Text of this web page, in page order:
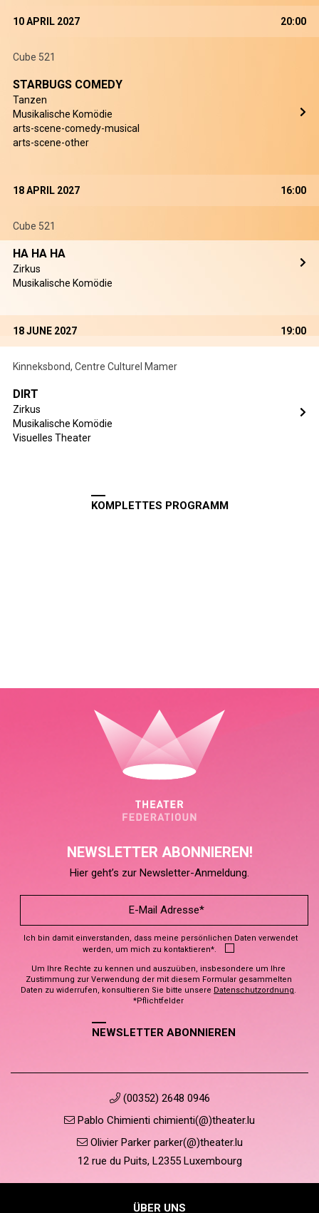
10 APRIL 2027 20:00
Cube 521
STARBUGS COMEDY
Tanzen
Musikalische Komödie
arts-scene-comedy-musical
arts-scene-other
18 APRIL 2027 16:00
Cube 521
HA HA HA
Zirkus
Musikalische Komödie
18 JUNE 2027 19:00
Kinneksbond, Centre Culturel Mamer
DIRT
Zirkus
Musikalische Komödie
Visuelles Theater
KOMPLETTES PROGRAMM
NEWSLETTER ABONNIEREN!
Hier geht’s zur Newsletter-Anmeldung.
Ich bin damit einverstanden, dass meine persönlichen Daten verwendet
werden, um mich zu kontaktieren*.
Um Ihre Rechte zu kennen und auszuüben, insbesondere um Ihre
Zustimmung zur Verwendung der mit diesem Formular gesammelten
Daten zu widerrufen, konsultieren Sie bitte unsere Datenschutzordnung.
*Pflichtfelder
NEWSLETTER ABONNIEREN
(00352) 2648 0946
Pablo Chimienti chimienti(@)theater.lu
Olivier Parker parker(@)theater.lu
12 rue du Puits, L2355 Luxembourg
ÜBER UNS